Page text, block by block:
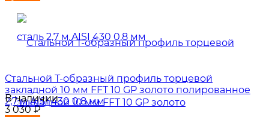
Стальной Т-образный профиль торцевой
закладной 10 мм FFT 10 GP золото полированное
2,7 м AISI 430 0.8 мм
В наличии
3 030₽